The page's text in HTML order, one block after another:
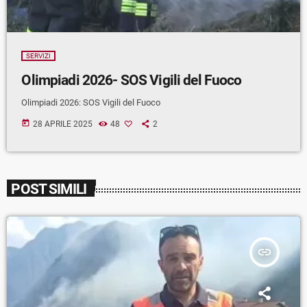
SERVIZI
Olimpiadi 2026- SOS Vigili del Fuoco
Olimpiadi 2026: SOS Vigili del Fuoco
today 28 APRILE 2025 48 2
POST SIMILI
insert_link